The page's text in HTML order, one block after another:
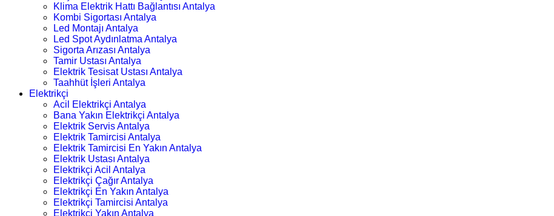
Klima Elektrik Hattı Bağlantısı Antalya
Kombi Sigortası Antalya
Led Montajı Antalya
Led Spot Aydınlatma Antalya
Sigorta Arızası Antalya
Tamir Ustası Antalya
Elektrik Tesisat Ustası Antalya
Taahhüt İşleri Antalya
Elektrikçi
Acil Elektrikçi Antalya
Bana Yakın Elektrikçi Antalya
Elektrik Servis Antalya
Elektrik Tamircisi Antalya
Elektrik Tamircisi En Yakın Antalya
Elektrik Ustası Antalya
Elektrikçi Acil Antalya
Elektrikçi Çağır Antalya
Elektrikçi En Yakın Antalya
Elektrikçi Tamircisi Antalya
Elektrikçi Yakın Antalya